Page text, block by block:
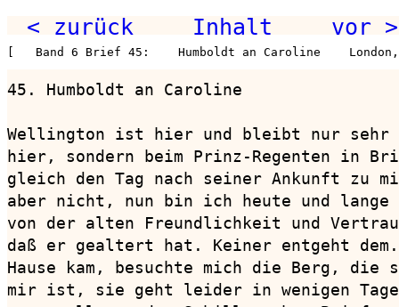
< zurück Inhalt vor >
[   Band 6 Brief 45:    Humboldt an Caroline
45. Humboldt an Caroline
Wellington ist hier und bleibt nur sehr
hier, sondern beim Prinz-Regenten in
gleich den Tag nach seiner Ankunft zu
aber nicht, nun bin ich heute und lange
von der alten Freundlichkeit und
daß er gealtert hat. Keiner entgeht
Hause kam, besuchte mich die Berg,
mir ist, sie geht leider in wenigen